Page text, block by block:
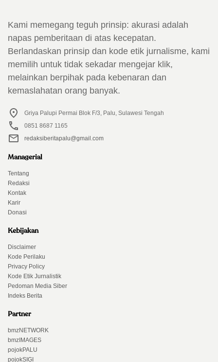
Kami memegang teguh prinsip: akurasi adalah
napas pemberitaan di atas kecepatan.
Berlandaskan prinsip dan kode etik jurnalisme, kami
memilih untuk tidak sekadar mengejar klik,
melainkan berpihak pada kebenaran dan
kemaslahatan orang banyak.
Griya Palupi Permai Blok F/3, Palu, Sulawesi Tengah
0851 8687 1165
redaksiberitapalu@gmail.com
Managerial
Tentang
Redaksi
Kontak
Karir
Donasi
Kebijakan
Disclaimer
Kode Perilaku
Privacy Policy
Kode Etik Jurnalistik
Pedoman Media Siber
Indeks Berita
Partner
bmzNETWORK
bmzIMAGES
pojokPALU
pojokSIGI